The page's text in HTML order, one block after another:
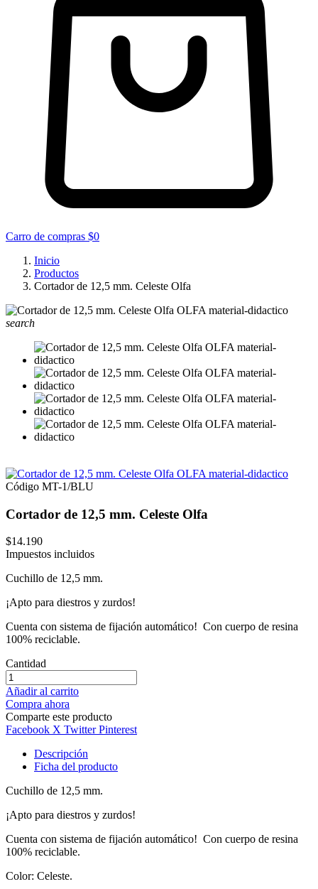
Carro de compras $0
Inicio
Productos
Cortador de 12,5 mm. Celeste Olfa
search
Código MT-1/BLU
Cortador de 12,5 mm. Celeste Olfa
$14.190
Impuestos incluidos
Cuchillo de 12,5 mm.
¡Apto para diestros y zurdos!
Cuenta con sistema de fijación automático! Con cuerpo de resina
100% reciclable.
Cantidad
Añadir al carrito
Compra ahora
Comparte este producto
Facebook X Twitter Pinterest
Descripción
Ficha del producto
Cuchillo de 12,5 mm.
¡Apto para diestros y zurdos!
Cuenta con sistema de fijación automático! Con cuerpo de resina
100% reciclable.
Color: Celeste.